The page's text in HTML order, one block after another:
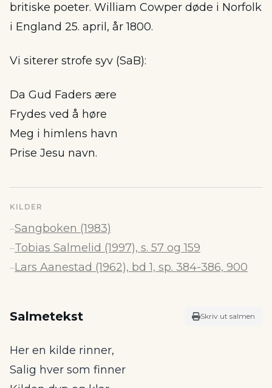
britiske poeter. William Cowper døde i Norfolk
i England 25. april, år 1800.
Vi siterer strofe syv (SaB):
Da Gud Faders ære
Frydes ved å høre
Meg i himlens havn
Prise Jesu navn.
KILDER
–Sangboken (1983)
–Tobias Salmelid (1997), s. 57 og 159
–Lars Aanestad (1962), bd 1, sp. 384-386, 900
Salmetekst Skriv ut salmen
Her en kilde rinner,
Salig hver som finner